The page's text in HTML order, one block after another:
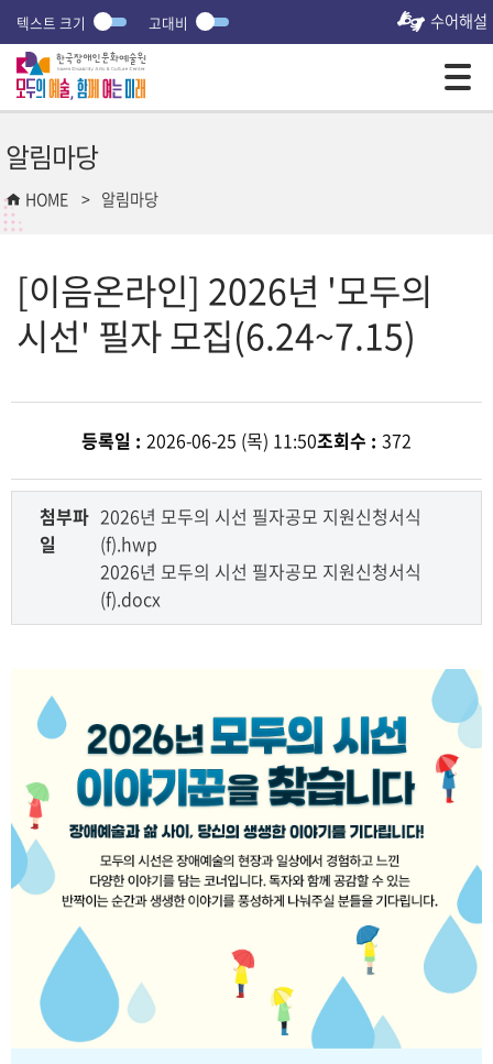
텍스트 크기 고대비 수어해설
알림마당
HOME 알림마당
[이음온라인] 2026년 '모두의
시선' 필자 모집(6.24~7.15)
등록일 : 2026-06-25 (목) 11:50조회수 : 372
첨부파
일
2026년 모두의 시선 필자공모 지원신청서식
(f).hwp
2026년 모두의 시선 필자공모 지원신청서식
(f).docx